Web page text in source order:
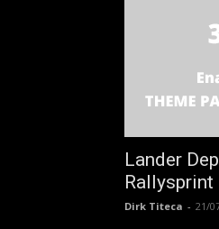
Lander
Rallysprint
Dirk Titeca - 21/